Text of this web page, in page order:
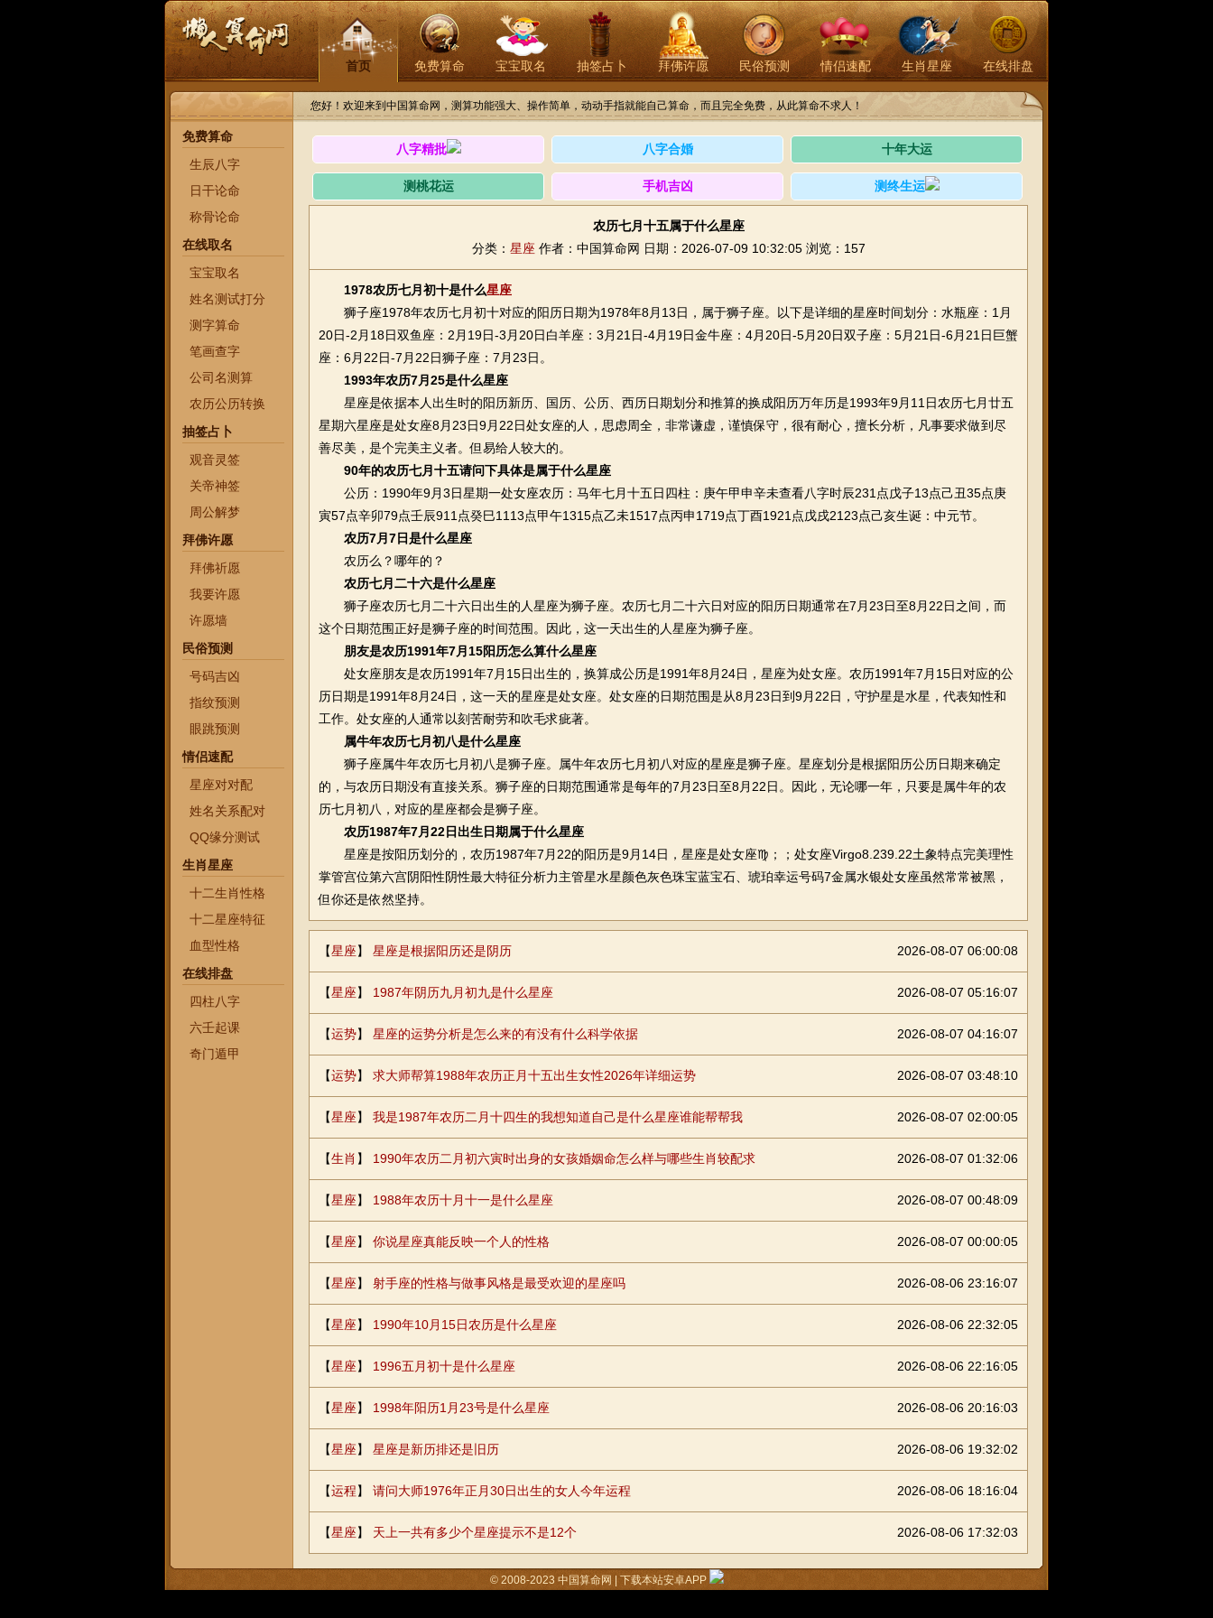
首页 免费算命 宝宝取名 抽签占卜 拜佛许愿 民俗预测 情侣速配 生肖星座 在线排盘
您好！欢迎来到中国算命网，测算功能强大、操作简单，动动手指就能自己算命，而且完全免费，从此算命不求人！
免费算命
生辰八字
日干论命
称骨论命
在线取名
宝宝取名
姓名测试打分
测字算命
笔画查字
公司名测算
农历公历转换
抽签占卜
观音灵签
关帝神签
周公解梦
拜佛许愿
拜佛祈愿
我要许愿
许愿墙
民俗预测
号码吉凶
指纹预测
眼跳预测
情侣速配
星座对对配
姓名关系配对
QQ缘分测试
生肖星座
十二生肖性格
十二星座特征
血型性格
在线排盘
四柱八字
六壬起课
奇门遁甲
八字精批 八字合婚 十年大运
测桃花运 手机吉凶 测终生运
农历七月十五属于什么星座
分类： 星座 作者：中国算命网 日期：2026-07-09 10:32:05 浏览：157
1978农历七月初十是什么星座
狮子座1978年农历七月初十对应的阳历日期为1978年8月13日，属于狮子座。以下是详细的星座时间划分：水瓶座：1月
20日-2月18日双鱼座：2月19日-3月20日白羊座：3月21日-4月19日金牛座：4月20日-5月20日双子座：5月21日-6月21日巨蟹
座：6月22日-7月22日狮子座：7月23日。
1993年农历7月25是什么星座
星座是依据本人出生时的阳历新历、国历、公历、西历日期划分和推算的换成阳历万年历是1993年9月11日农历七月廿五
星期六星座是处女座8月23日9月22日处女座的人，思虑周全，非常谦虚，谨慎保守，很有耐心，擅长分析，凡事要求做到尽
善尽美，是个完美主义者。但易给人较大的。
90年的农历七月十五请问下具体是属于什么星座
公历：1990年9月3日星期一处女座农历：马年七月十五日四柱：庚午甲申辛未查看八字时辰231点戊子13点己丑35点庚
寅57点辛卯79点壬辰911点癸巳1113点甲午1315点乙未1517点丙申1719点丁酉1921点戊戌2123点己亥生诞：中元节。
农历7月7日是什么星座
农历么？哪年的？
农历七月二十六是什么星座
狮子座农历七月二十六日出生的人星座为狮子座。农历七月二十六日对应的阳历日期通常在7月23日至8月22日之间，而
这个日期范围正好是狮子座的时间范围。因此，这一天出生的人星座为狮子座。
朋友是农历1991年7月15阳历怎么算什么星座
处女座朋友是农历1991年7月15日出生的，换算成公历是1991年8月24日，星座为处女座。农历1991年7月15日对应的公
历日期是1991年8月24日，这一天的星座是处女座。处女座的日期范围是从8月23日到9月22日，守护星是水星，代表知性和
工作。处女座的人通常以刻苦耐劳和吹毛求疵著。
属牛年农历七月初八是什么星座
狮子座属牛年农历七月初八是狮子座。属牛年农历七月初八对应的星座是狮子座。星座划分是根据阳历公历日期来确定
的，与农历日期没有直接关系。狮子座的日期范围通常是每年的7月23日至8月22日。因此，无论哪一年，只要是属牛年的农
历七月初八，对应的星座都会是狮子座。
农历1987年7月22日出生日期属于什么星座
星座是按阳历划分的，农历1987年7月22的阳历是9月14日，星座是处女座♍；️；处女座Virgo8.239.22土象特点完美理性
掌管宫位第六宫阴阳性阴性最大特征分析力主管星水星颜色灰色珠宝蓝宝石、琥珀幸运号码7金属水银处女座虽然常常被黑，
但你还是依然坚持。
【星座】 星座是根据阳历还是阴历 2026-08-07 06:00:08
【星座】 1987年阴历九月初九是什么星座 2026-08-07 05:16:07
【运势】 星座的运势分析是怎么来的有没有什么科学依据 2026-08-07 04:16:07
【运势】 求大师帮算1988年农历正月十五出生女性2026年详细运势 2026-08-07 03:48:10
【星座】 我是1987年农历二月十四生的我想知道自己是什么星座谁能帮帮我 2026-08-07 02:00:05
【生肖 】 1990年农历二月初六寅时出身的女孩婚姻命怎么样与哪些生肖较配求 2026-08-07 01:32:06
【星座】 1988年农历十月十一是什么星座 2026-08-07 00:48:09
【星座】 你说星座真能反映一个人的性格 2026-08-07 00:00:05
【星座】 射手座的性格与做事风格是最受欢迎的星座吗 2026-08-06 23:16:07
【星座】 1990年10月15日农历是什么星座 2026-08-06 22:32:05
【星座】 1996五月初十是什么星座 2026-08-06 22:16:05
【星座】 1998年阳历1月23号是什么星座 2026-08-06 20:16:03
【星座】 星座是新历排还是旧历 2026-08-06 19:32:02
【运程】 请问大师1976年正月30日出生的女人今年运程 2026-08-06 18:16:04
【星座】 天上一共有多少个星座提示不是12个 2026-08-06 17:32:03
© 2008-2023 中国算命网 |下载本站安卓APP